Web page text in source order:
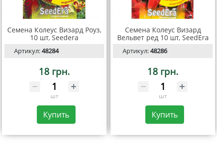
Семена Колеус Визард Роуз,
10 шт, Seedera
Артикул:48284
18 грн.
шт
Купить
Семена Колеус Визард
Вельвет ред 10 шт, SeedEra
Артикул:48286
18 грн.
шт
Купить